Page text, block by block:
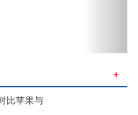
＋
比苹果与